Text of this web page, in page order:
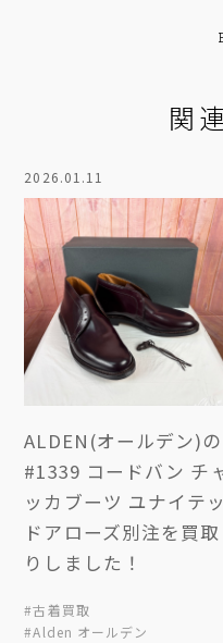
関
2026.01.11
ALDEN(オールデン)の
#1339 コードバン チ
ッカブーツ ユナイテッ
ドアローズ別注を買取
りしました！
#古着買取
#Alden オールデン